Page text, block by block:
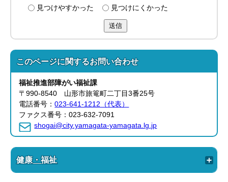
見つけやすかった
見つけにくかった
送信
このページに関するお問い合わせ
福祉推進部障がい福祉課
〒990-8540 山形市旅篭町二丁目3番25号
電話番号：023-641-1212（代表）
ファクス番号：023-632-7091
shogai@city.yamagata-yamagata.lg.jp
健康・福祉